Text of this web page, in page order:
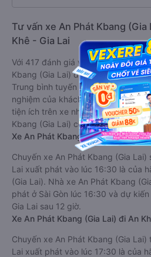
Tư vấn xe An Phát Kbang
Khê - Gia Lai
Với 417 đánh giá với điểm trung
Kbang (Gia Lai) được đánh giá là
Trung bình tuyến Sài Gòn đi An
nghiệm của khách hàng. Với giá
tiện ích trên xe như: Đang cập
Kbang (Gia Lai) có 2 chuyến xe đi
Xe An Phát Kbang (Gia Lai) đi An
Chuyến xe An Phát Kbang (Gia Lai)
Lai xuất phát vào lúc 16:30 là của
(Gia Lai). Nhà xe An Phát Kbang
phát ở Sài Gòn lúc 16:30 và dự
Gia Lai sau 12 giờ.
Xe An Phát Kbang (Gia Lai) đi An
Chuyến xe An Phát Kbang (Gia Lai)
Lai xuất phát vào lúc 17:30 là của